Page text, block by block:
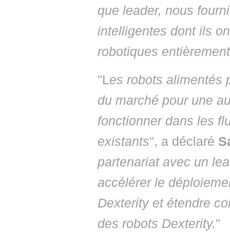
que leader, nous
intelligentes dont ils
robotiques
"Les robots alimentés
du marché pour une
fonctionner dans les
existants", a déclaré
partenariat avec un
accélérer le
Dexterity et étendre
des robots Dexterity."